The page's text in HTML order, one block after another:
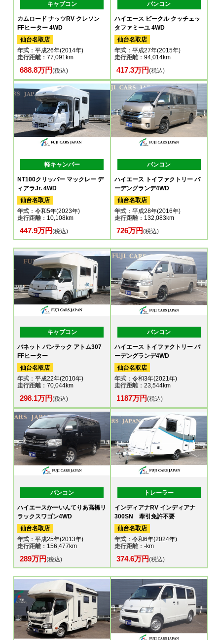
キャブコン
カムロード ナッツRV クレソン
FFヒーター 4WD
仙台名取店
年式 ：平成26年(2014年)
走行距離：77,091km
688.8万円(税込)
バンコン
ハイエース ビークル クッチェッ
タファミーユ 4WD
仙台名取店
年式：平成27年(2015年)
走行距離：94,014km
417.3万円(税込)
軽キャンパー
NT100クリッパー マックレー デ
ィアラJr. 4WD
仙台名取店
年式 ：令和5年(2023年)
走行距離：10,108km
447.9万円(税込)
バンコン
ハイエース トイファクトリー バ
ーデングランデ4WD
仙台名取店
年式：平成28年(2016年)
走行距離：132,083km
726万円(税込)
キャブコン
バネット バンテック アトム307
FFヒーター
仙台名取店
年式 ：平成22年(2010年)
走行距離：70,044km
298.1万円(税込)
バンコン
ハイエース トイファクトリー バ
ーデングランデ4WD
仙台名取店
年式：令和3年(2021年)
走行距離：23,544km
1187万円(税込)
バンコン
ハイエースかーいんてりあ高橋リ
ラックスワゴン4WD
仙台名取店
年式 ：平成25年(2013年)
走行距離：156,477km
289万円(税込)
トレーラー
インディアナRV インディアナ
300SN 牽引免許不要
仙台名取店
年式：令和6年(2024年)
走行距離：-km
374.6万円(税込)